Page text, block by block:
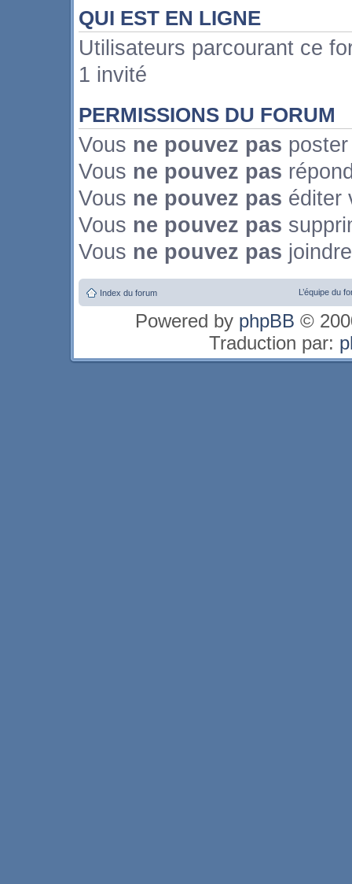
QUI EST EN LIGNE
Utilisateurs parcourant ce
1 invité
PERMISSIONS DU FORUM
Vous ne pouvez pas
Vous ne pouvez pas
Vous ne pouvez pas éditer
Vous ne pouvez pas
Vous ne pouvez pas
Index du forum L’équipe du
Powered by phpBB ©
Traduction par: